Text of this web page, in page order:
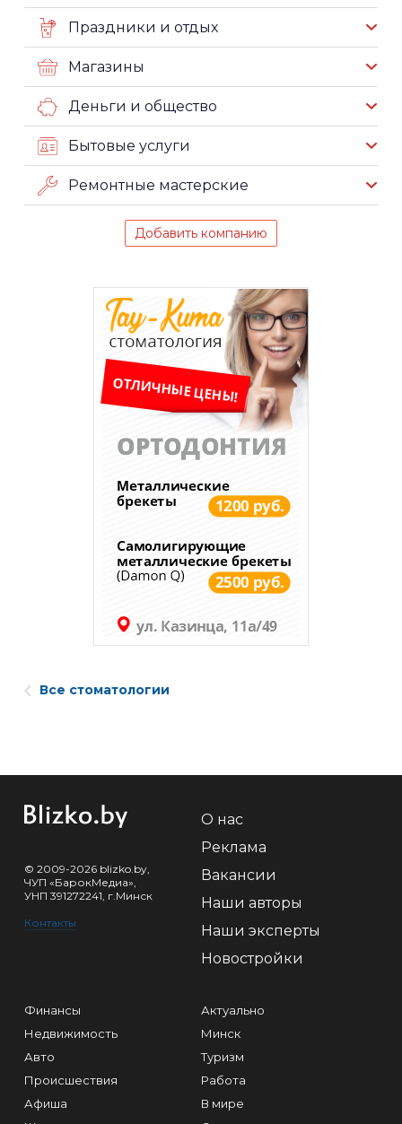
Праздники и отдых
Магазины
Деньги и общество
Бытовые услуги
Ремонтные мастерские
Добавить компанию
Все стоматологии
© 2009-2026 blizko.by,
ЧУП «БарокМедиа»,
УНП 391272241, г.Минск
Контакты
О нас
Реклама
Вакансии
Наши авторы
Наши эксперты
Новостройки
Финансы
Недвижимость
Авто
Происшествия
Афиша
Актуально
Минск
Туризм
Работа
В мире